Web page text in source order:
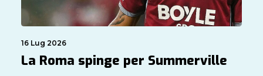
16 Lug 2026
La Roma spinge per Summerville